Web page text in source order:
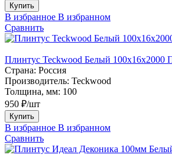
Купить
В избранное В избранном
Сравнить
Плинтус Teckwood Белый 100х16х2000
Страна: Россия
Производитель: Teckwood
Толщина, мм: 100
950 ₽/шт
Купить
В избранное В избранном
Сравнить